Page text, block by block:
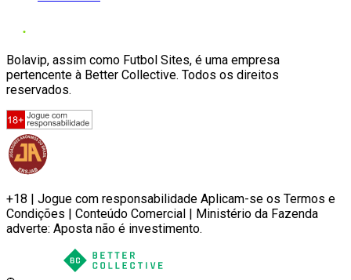
Bolavip, assim como Futbol Sites, é uma empresa
pertencente à Better Collective. Todos os direitos
reservados.
+18 | Jogue com responsabilidade Aplicam-se os Termos e
Condições | Conteúdo Comercial | Ministério da Fazenda
adverte: Aposta não é investimento.